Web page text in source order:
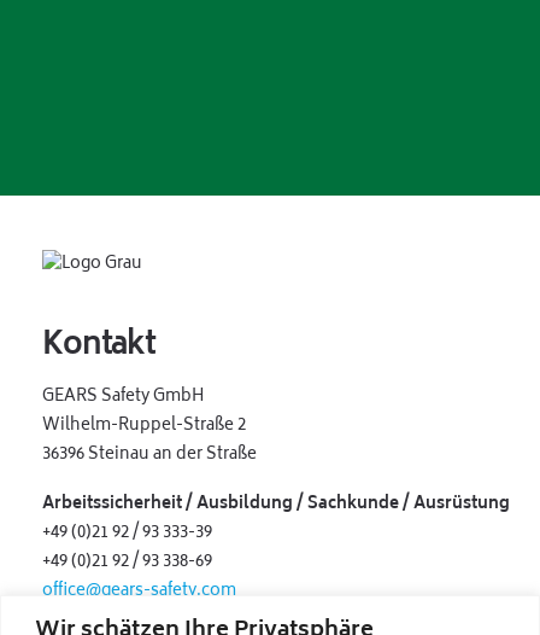
Kontakt
GEARS Safety GmbH
Wilhelm-Ruppel-Straße 2
36396 Steinau an der Straße
Arbeitssicherheit /Ausbildung / Sachkunde / Ausrüstung
+49 (0)21 92 / 93 333-39
+49 (0)21 92 / 93 338-69
office@gears-safety.com